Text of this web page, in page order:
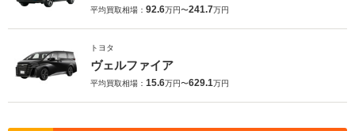
平均買取相場： 92.6万円〜241.7万円
トヨタ
ヴェルファイア
平均買取相場： 15.6万円〜629.1万円